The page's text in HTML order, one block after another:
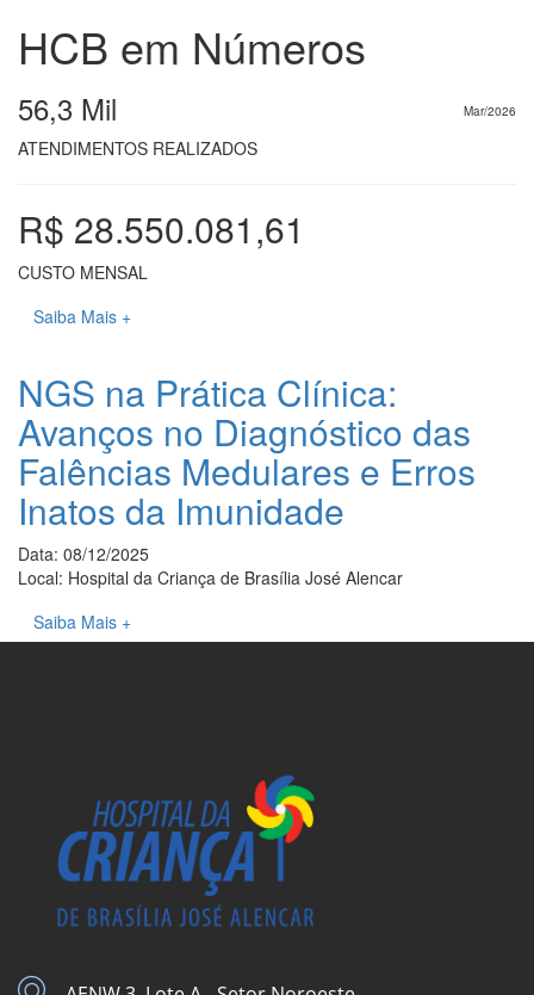
HCB em Números
Mar/2026
56,3 Mil
ATENDIMENTOS REALIZADOS
R$ 28.550.081,61
CUSTO MENSAL
Saiba Mais +
NGS na Prática Clínica:
Avanços no Diagnóstico das
Falências Medulares e Erros
Inatos da Imunidade
Data: 08/12/2025
Local: Hospital da Criança de Brasília José Alencar
Saiba Mais +